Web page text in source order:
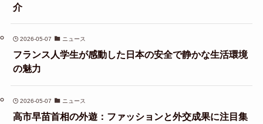
介
2026-05-07 ニュース
フランス人学生が感動した日本の安全で静かな生活環境
の魅力
2026-05-07 ニュース
高市早苗首相の外遊：ファッションと外交成果に注目集